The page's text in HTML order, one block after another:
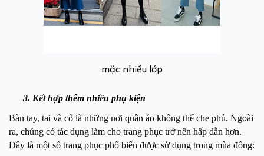
mặc nhiều lớp
3. Kết hợp thêm nhiều phụ kiện
Bàn tay, tai và cổ là những nơi quần áo không thể che phủ. Ngoài
ra, chúng có tác dụng làm cho trang phục trở nên hấp dẫn hơn.
Đây là một số trang phục phổ biến được sử dụng trong mùa đông: